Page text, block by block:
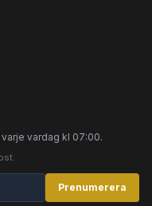
vardag kl 07:00.
Prenumerera